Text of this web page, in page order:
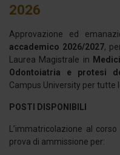
2026
Approvazione ed
accademico 2026/2027,
Laurea Magistrale in
Odontoiatria e protesi
Campus University per tutte
POSTI DISPONIBILI
L’immatricolazione al
prova di ammissione per: